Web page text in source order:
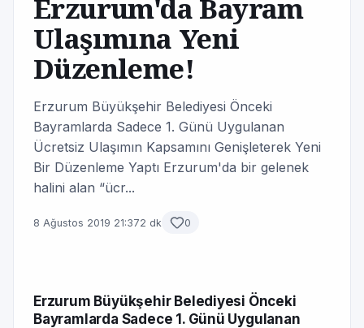
Erzurum'da Bayram
Ulaşımına Yeni
Düzenleme!
Erzurum Büyükşehir Belediyesi Önceki
Bayramlarda Sadece 1. Günü Uygulanan
Ücretsiz Ulaşımın Kapsamını Genişleterek Yeni
Bir Düzenleme Yaptı Erzurum'da bir gelenek
halini alan “ücr...
8 Ağustos 2019 21:372 dk 0
Erzurum Büyükşehir Belediyesi Önceki
Bayramlarda Sadece 1. Günü Uygulanan